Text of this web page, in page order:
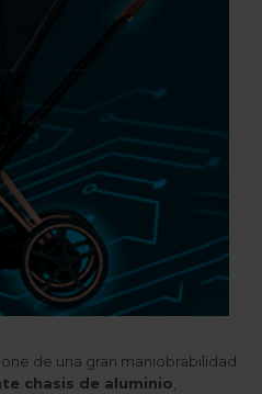
de una gran maniobrabilidad
chasis de aluminio